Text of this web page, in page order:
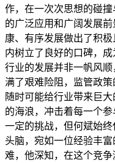
作，在一次次思想的碰
的广泛应用和广阔发展
康、有序发展做出了积
内树立了良好的口碑，
行业的发展并非一帆风
满了艰难险阻，监管政策
随时可能给行业带来巨
的海浪，冲击着每一个参
一定的挑战，但何斌始
头脑，宛如一位经验丰
难，他深知，在这个竞